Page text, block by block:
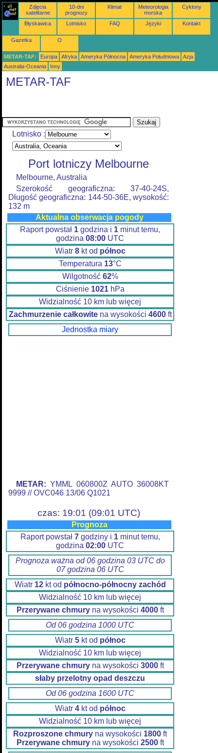
Zdjęcia
satelitarne
10-dni
prognozy
Klimat
Meteorologia
morska
Cyklony
Błyskawica Lotnisko FAQ Języki Kontakt
Gazetka O
METAR-TAF: Europa Afryka Ameryka Północna Ameryka Południowa
Azja
Australia-Oceania
Inny
METAR-TAF
Lotnisko :
Port lotniczy Melbourne
Melbourne, Australia
Szerokość geograficzna: 37-40-24S,
Długość geograficzna: 144-50-36E, wysokość:
132 m
Aktualna obserwacja pogody
Raport powstał 1 godzina i 1 minut temu,
godzina 08:00 UTC
Wiatr 8kt od północ
Temperatura 13°C
Wilgotność 62%
Ciśnienie 1021hPa
Widzialność 10 km lub więcej
Zachmurzenie całkowitena wysokości 4600ft
Jednostka miary
METAR: YMML 060800Z AUTO 36008KT
9999 // OVC046 13/06 Q1021
czas: 19:01 (09:01 UTC)
Prognoza
Raport powstał 7godziny i 1minut temu,
godzina 02:00 UTC
Prognoza ważna od 06 godzina 03 UTC do
07 godzina 06 UTC
Wiatr 12kt od północno-północny zachód
Widzialność 10 km lub więcej
Przerywane chmuryna wysokości 4000ft
Od 06 godzina 1000 UTC
Wiatr 5kt od północ
Widzialność 10 km lub więcej
Przerywane chmuryna wysokości 3000ft
słaby przelotny opad deszczu
Od 06 godzina 1600 UTC
Wiatr 4kt od północ
Widzialność 10 km lub więcej
Rozproszone chmury na wysokości 1800 ft
Przerywane chmuryna wysokości 2500ft